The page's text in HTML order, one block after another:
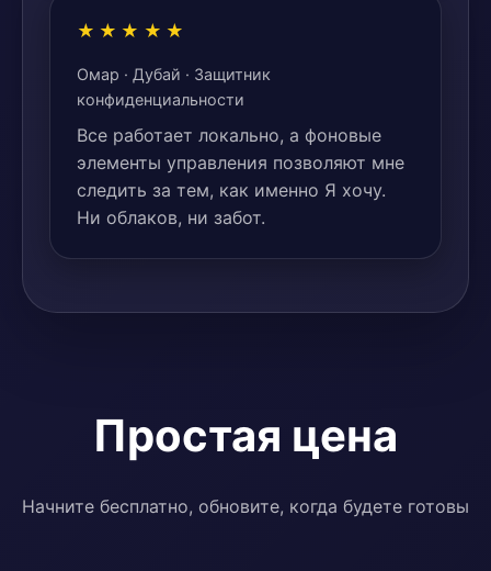
★★★★★
Омар · Дубай · Защитник
конфиденциальности
Все работает локально, а фоновые
элементы управления позволяют мне
следить за тем, как именно Я хочу.
Ни облаков, ни забот.
Простая цена
Начните бесплатно, обновите, когда будете готовы